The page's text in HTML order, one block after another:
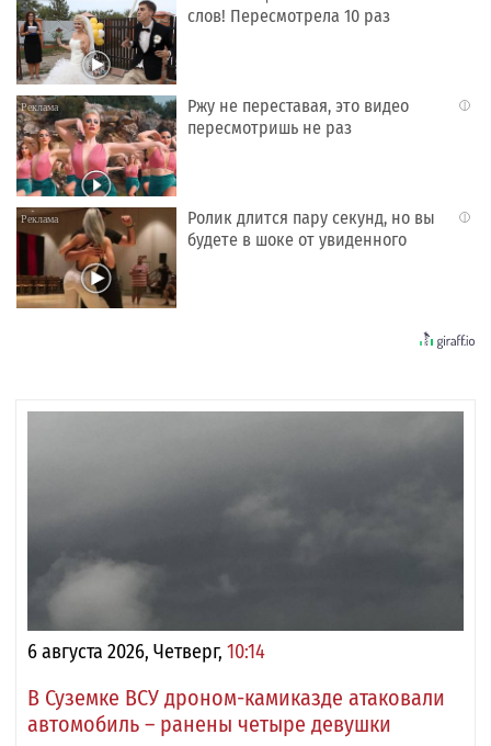
слов! Пересмотрела 10 раз
i
Ржу не переставая, это видео
пересмотришь не раз
i
Ролик длится пару секунд, но вы
будете в шоке от увиденного
6 августа 2026, Четверг, 10:14
В Суземке ВСУ дроном-камиказде атаковали
автомобиль – ранены четыре девушки